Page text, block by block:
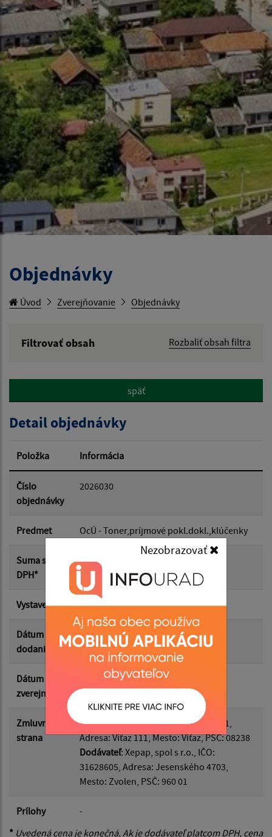
Nezobrazovať
Objednávky
Úvod Zverejňovanie Objednávky
Filtrovať obsah
Rozbaliť obsah filtra
Hľadať v:
Dátum od:
Dátum do:
Suma od:
Suma do:
späť
Detail objednávky
Položka Informácia
Číslo
objednávky
2026030
Predmet OcÚ - Toner,príjmové pokl.dokl.,klúčenky
Suma s
DPH*
49.52 €
Vystavená 14.05.2026
Dátum
dodania
28.05.2026
Dátum
zverejnenia
11.06.2026
Zmluvná
strana
Odberateľ: Obec Víťaz, IČO: 00327981,
Adresa: Víťaz 111, Mesto: Víťaz, PSČ: 08238
Dodávateľ: Xepap, spol s r.o., IČO:
31628605, Adresa: Jesenského 4703,
Mesto: Zvolen, PSČ: 960 01
Prílohy
-
* Uvedená cena je konečná. Ak je dodávateľ platcom DPH, cena